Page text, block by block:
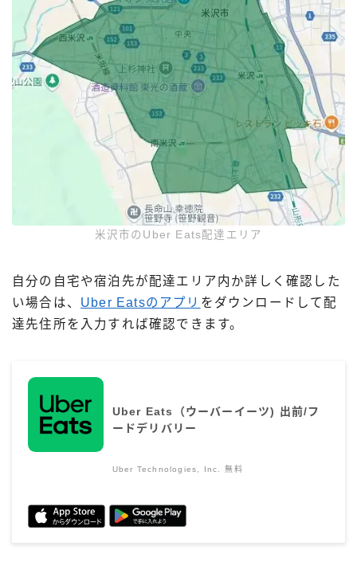
米沢市のUber Eats配達エリア
自分の自宅や宿泊先が配達エリア内か詳しく確認した
い場合は、 Uber Eatsのアプリ をダウンロードして配
達先住所を入力すれば確認できます。
Uber Eats（ウーバーイーツ) 出前/フ
ードデリバリー
Uber Technologies, Inc. 無料